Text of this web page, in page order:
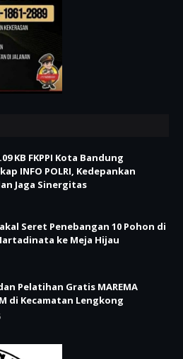
KB FKPPI Kota Bandung
INFO POLRI, Kedepankan
Jaga Sinergitas
Seret Penebangan 10 Pohon di
ke Meja Hijau
Pelatihan Gratis MAREMA
di Kecamatan Lengkong